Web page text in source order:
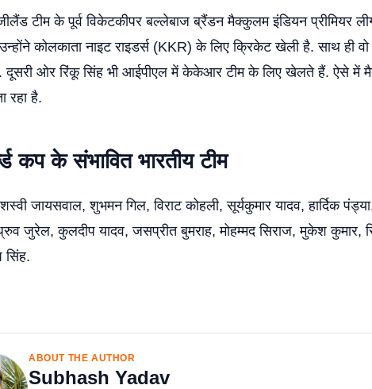
टीम के पूर्व विकेटकीपर बल्लेबाज ब्रैंडन मैक्कुलम इंडियन प्रीमियर
कोलकाता नाइट राइडर्स (KKR) के लिए क्रिकेट खेली है. साथ ही
दूसरी ओर रिंकू सिंह भी आईपीएल में केकेआर टीम के लिए खेलते हैं. ऐसे में
रहा है.
कप के संभावित भारतीय टीम
जायसवाल, शुभमन गिल, विराट कोहली, सूर्यकुमार यादव, हार्दिक
जुरेल, कुलदीप यादव, जसप्रीत बुमराह, मोहम्मद सिराज, मुकेश कुमार,
सिंह.
ABOUT THE AUTHOR
Subhash Yadav